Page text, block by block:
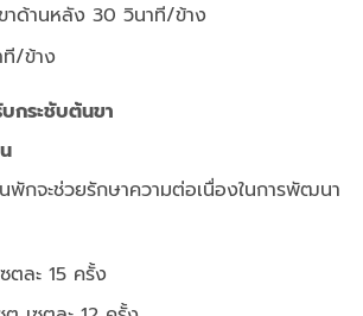
าด้านหลัง 30 วินาที/ข้าง
/ข้าง
บกระชับต้นขา
นพักจะช่วยรักษาความต่อเนื่องในการพัฒนา
ตละ 15 ครั้ง